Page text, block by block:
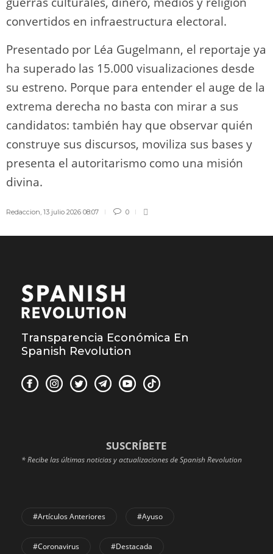
convertidos en infraestructura electoral.
Presentado por Léa Gugelmann, el reportaje ya
ha superado las 15.000 visualizaciones desde
su estreno. Porque para entender el auge de la
extrema derecha no basta con mirar a sus
candidatos: también hay que observar quién
construye sus discursos, moviliza sus bases y
presenta el autoritarismo como una misión
divina.
Redaccion 13 julio 2026 08:07 0
Transparencia Económica En
Spanish Revolution
SUSCRÍBETE
* Recibe las últimas noticias y actualizaciones de Spanish Revolution
#Artículos Anteriores #Ayuso
#coronavirus #Destacada